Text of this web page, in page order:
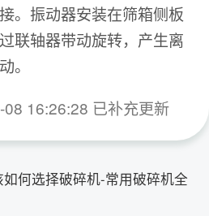
。振动器安装在筛箱侧板
联轴器带动旋转，产生离
。
16:26:28 已补充更新
何选择破碎机-常用破碎机全